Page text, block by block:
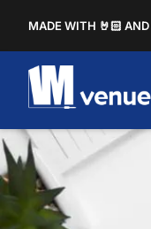
MADE WITH 🤘🏻